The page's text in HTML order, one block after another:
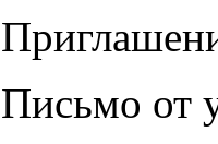
от